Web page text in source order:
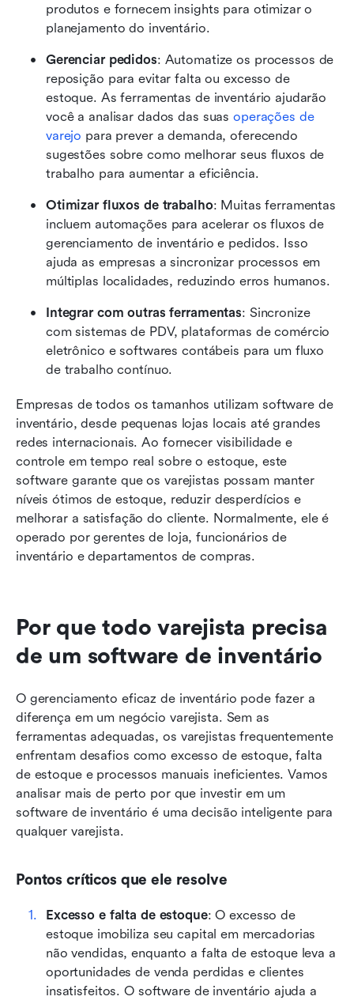
produtos e fornecem insights para otimizar o
planejamento do inventário.
Gerenciar pedidos: Automatize os processos de
reposição para evitar falta ou excesso de
estoque. As ferramentas de inventário ajudarão
você a analisar dados das suas operações de
varejo para prever a demanda, oferecendo
sugestões sobre como melhorar seus fluxos de
trabalho para aumentar a eficiência.
Otimizar fluxos de trabalho: Muitas ferramentas
incluem automações para acelerar os fluxos de
gerenciamento de inventário e pedidos. Isso
ajuda as empresas a sincronizar processos em
múltiplas localidades, reduzindo erros humanos.
Integrar com outras ferramentas: Sincronize
com sistemas de PDV, plataformas de comércio
eletrônico e softwares contábeis para um fluxo
de trabalho contínuo.
Empresas de todos os tamanhos utilizam software de
inventário, desde pequenas lojas locais até grandes
redes internacionais. Ao fornecer visibilidade e
controle em tempo real sobre o estoque, este
software garante que os varejistas possam manter
níveis ótimos de estoque, reduzir desperdícios e
melhorar a satisfação do cliente. Normalmente, ele é
operado por gerentes de loja, funcionários de
inventário e departamentos de compras.
Por que todo varejista precisa
de um software de inventário
O gerenciamento eficaz de inventário pode fazer a
diferença em um negócio varejista. Sem as
ferramentas adequadas, os varejistas frequentemente
enfrentam desafios como excesso de estoque, falta
de estoque e processos manuais ineficientes. Vamos
analisar mais de perto por que investir em um
software de inventário é uma decisão inteligente para
qualquer varejista.
Pontos críticos que ele resolve
Excesso e falta de estoque: O excesso de
estoque imobiliza seu capital em mercadorias
não vendidas, enquanto a falta de estoque leva a
oportunidades de venda perdidas e clientes
insatisfeitos. O software de inventário ajuda a